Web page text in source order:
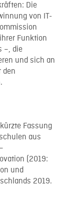
Die
von IT-
Funktion
–, die
und sich an
den
Fassung
aus
(2019:
und
2019.